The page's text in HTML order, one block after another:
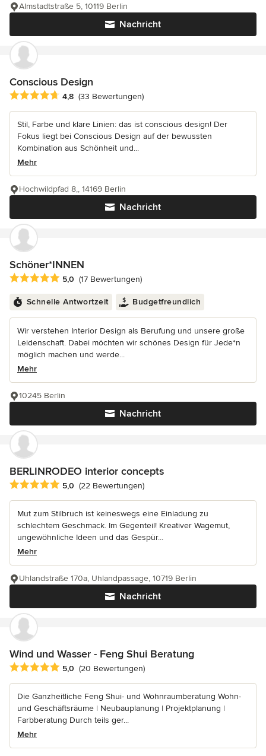
Nachricht
Almstadtstraße 5, 10119 Berlin
Conscious Design
Durchschnittliche Bewertung: 4.8 von 5 Sternen
4,8 (33 Bewertungen)
Stil, Farbe und klare Linien: das ist conscious design! Der
Fokus liegt bei Conscious Design auf der bewussten
Kombination aus Schönheit und...
Mehr
Nachricht
Hochwildpfad 8,, 14169 Berlin
Schöner*INNEN
Durchschnittliche Bewertung: 5 von 5 Sternen
5,0 (17 Bewertungen)
Schnelle Antwortzeit Budgetfreundlich
Wir verstehen Interior Design als Berufung und unsere große
Leidenschaft. Dabei möchten wir schönes Design für Jede*n
möglich machen und werde...
Mehr
Nachricht
10245 Berlin
BERLINRODEO interior concepts
Durchschnittliche Bewertung: 5 von 5 Sternen
5,0 (22 Bewertungen)
Mut zum Stilbruch ist keineswegs eine Einladung zu
schlechtem Geschmack. Im Gegenteil! Kreativer Wagemut,
ungewöhnliche Ideen und das Gespür...
Mehr
Nachricht
Uhlandstraße 170a, Uhlandpassage, 10719 Berlin
Wind und Wasser - Feng Shui Beratung
Durchschnittliche Bewertung: 5 von 5 Sternen
5,0 (20 Bewertungen)
Die Ganzheitliche Feng Shui- und Wohnraumberatung Wohn-
und Geschäftsräume | Neubauplanung | Projektplanung |
Farbberatung Durch teils ger...
Mehr